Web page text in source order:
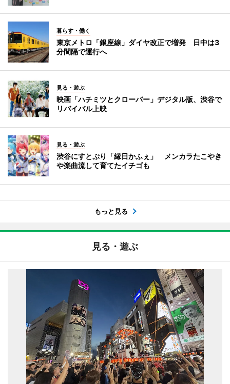
暮らす・働く
東京メトロ「銀座線」ダイヤ改正で増発 日中は3
分間隔で運行へ
見る・遊ぶ
映画「ハチミツとクローバー」デジタル版、渋谷で
リバイバル上映
見る・遊ぶ
渋谷にすとぷり「縁日かふぇ」 メンカラたこやき
や楽曲流して育てたイチゴも
もっと見る
見る・遊ぶ